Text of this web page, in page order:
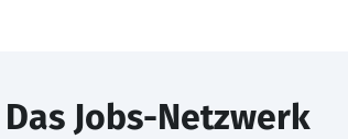
Das Jobs-Netzwerk